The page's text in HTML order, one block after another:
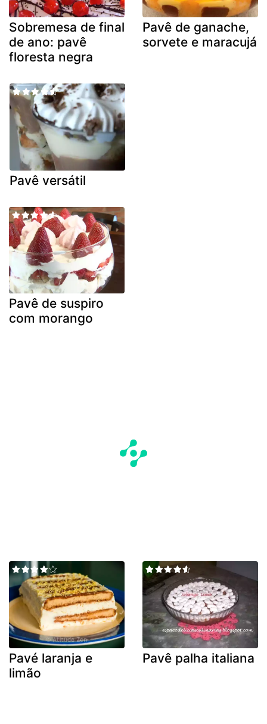
Sobremesa de final
de ano: pavê
floresta negra
Pavê de ganache,
sorvete e maracujá
Pavê versátil
Pavê de suspiro
com morango
Pavé laranja e
limão
Pavê palha italiana